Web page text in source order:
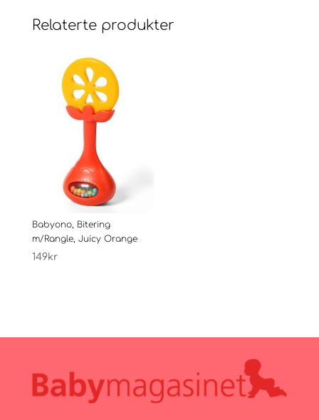
Relaterte produkter
Babyono, Bitering
m/Rangle, Juicy Orange
149kr